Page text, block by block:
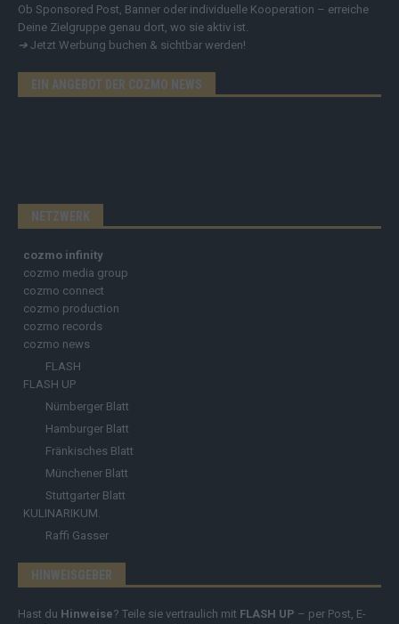
Ob Sponsored Post, Banner oder individuelle Kooperation – erreiche
Deine Zielgruppe genau dort, wo sie aktiv ist.
➔ Jetzt Werbung buchen & sichtbar werden!
EIN ANGEBOT DER COZMO NEWS
NETZWERK
cozmo infinity
cozmo media group
cozmo connect
cozmo production
cozmo records
cozmo news
FLASH
FLASH UP
Nürnberger Blatt
Hamburger Blatt
Fränkisches Blatt
Münchener Blatt
Stuttgarter Blatt
KULINARIKUM.
Raffi Gasser
HINWEISGEBER
Hast du Hinweise? Teile sie vertraulich mit FLASH UP – per Post, E-